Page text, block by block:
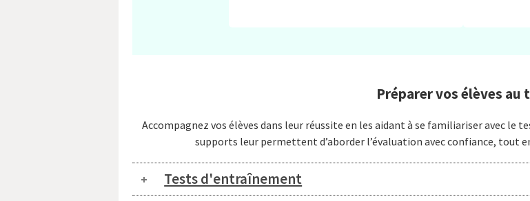
Préparer vos élèves au
Accompagnez vos élèves dans leur réussite en les aidant à se familiariser avec le
supports leur permettent d’aborder l’évaluation avec confiance, tout
Tests d'entraînement